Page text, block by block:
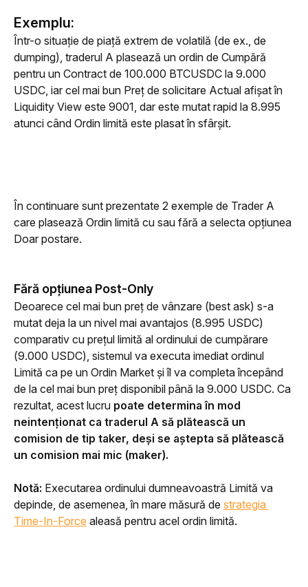
Exemplu:
Într-o situație de piață extrem de volatilă (de ex., de
dumping), traderul A plasează un ordin de Cumpără
pentru un Contract de 100.000 BTCUSDC la 9.000
USDC, iar cel mai bun Preț de solicitare Actual afișat în
Liquidity View este 9001, dar este mutat rapid la 8.995
atunci când Ordin limită este plasat în sfârșit.
În continuare sunt prezentate 2 exemple de Trader A
care plasează Ordin limită cu sau fără a selecta opțiunea
Doar postare.
Fără opțiunea Post-Only
Deoarece cel mai bun preț de vânzare (best ask) s-a
mutat deja la un nivel mai avantajos (8.995 USDC)
comparativ cu prețul limită al ordinului de cumpărare
(9.000 USDC), sistemul va executa imediat ordinul
Limită ca pe un Ordin Market și îl va completa începând
de la cel mai bun preț disponibil până la 9.000 USDC. Ca
rezultat, acest lucru poate determina în mod
neintenționat ca traderul A să plătească un
comision de tip taker, deși se aștepta să plătească
un comision mai mic (maker).
Notă: Executarea ordinului dumneavoastră Limită va
depinde, de asemenea, în mare măsură de strategia
Time-In-Force aleasă pentru acel ordin limită.